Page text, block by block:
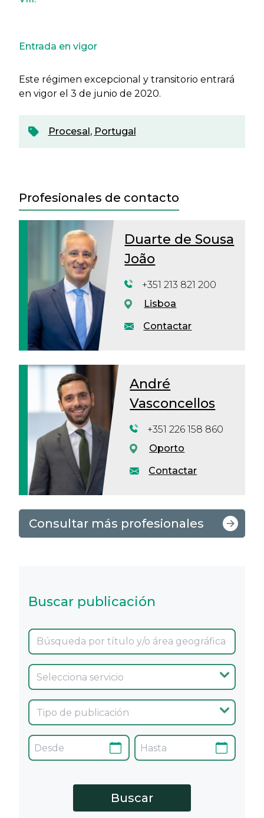
Entrada en vigor
Este régimen excepcional y transitorio entrará
en vigor el 3 de junio de 2020.
Procesal, Portugal
Profesionales de contacto
Duarte de Sousa
João
Contactar
+351 213 821 200
Lisboa
André
Vasconcellos
Contactar
+351 226 158 860
Oporto
Consultar más profesionales
Buscar publicación